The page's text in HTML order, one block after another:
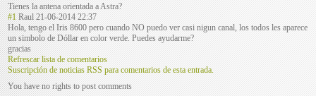
Tienes la antena orientada a Astra?
#1 Raul 21-06-2014 22:37
Hola, tengo el Iris 8600 pero cuando NO puedo ver casi nigun canal, los todos les aparece
un simbolo de Dóllar en color verde. Puedes ayudarme?
gracias
Refrescar lista de comentarios
Suscripción de noticias RSS para comentarios de esta entrada.
You have no rights to post comments